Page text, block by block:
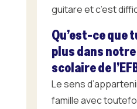
guitare et c’est
Qu’est-ce que
plus dans
scolaire de
Le sens
famille avec